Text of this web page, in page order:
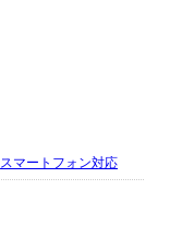
スマートフォン対応